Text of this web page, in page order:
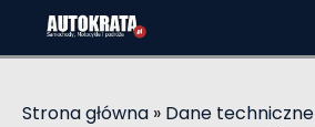
Strona główna » Dane techniczne